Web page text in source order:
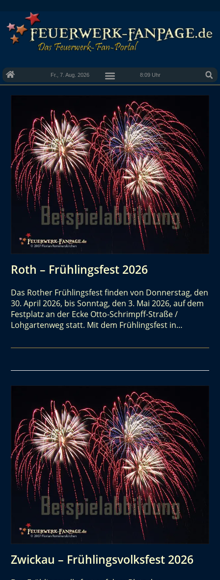
Fr., 7. Aug. 2026 8:09 Uhr
Roth – Frühlingsfest 2026
Das Rother Frühlingsfest finden von Donnerstag, den
30. April 2026, bis Sonntag, den 3. Mai 2026, auf dem
Festplatz an der Ecke Otto-Schrimpff-Straße /
Lohgartenweg statt. Mit dem Frühlingsfest in…
Zwickau – Frühlingsvolksfest 2026